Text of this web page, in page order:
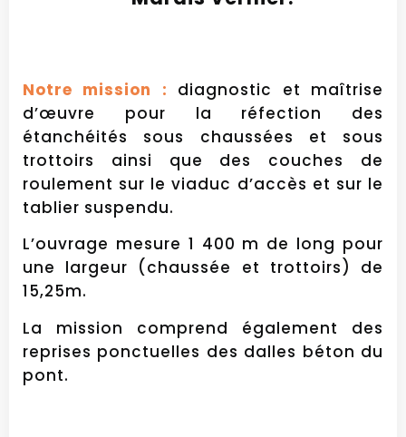
Notre mission : diagnostic et maîtrise
d’œuvre pour la réfection des
étanchéités sous chaussées et sous
trottoirs ainsi que des couches de
roulement sur le viaduc d’accès et sur le
tablier suspendu.
L’ouvrage mesure 1 400 m de long pour
une largeur (chaussée et trottoirs) de
15,25m.
La mission comprend également des
reprises ponctuelles des dalles béton du
pont.